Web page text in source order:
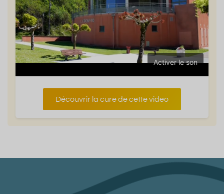
Activer le son
Découvrir la cure de cette video